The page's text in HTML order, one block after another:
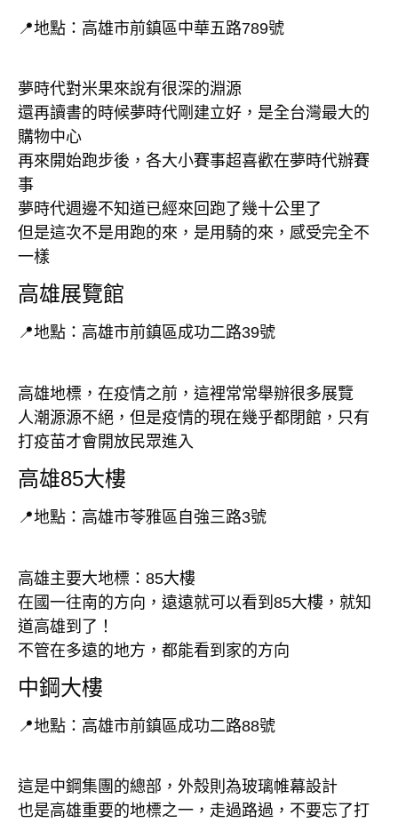
📍地點：高雄市前鎮區中華五路789號
夢時代對米果來說有很深的淵源
還再讀書的時候夢時代剛建立好，是全台灣最大的
購物中心
再來開始跑步後，各大小賽事超喜歡在夢時代辦賽
事
夢時代週邊不知道已經來回跑了幾十公里了
但是這次不是用跑的來，是用騎的來，感受完全不
一樣
高雄展覽館
📍地點：高雄市前鎮區成功二路39號
高雄地標，在疫情之前，這裡常常舉辦很多展覽
人潮源源不絕，但是疫情的現在幾乎都閉館，只有
打疫苗才會開放民眾進入
高雄85大樓
📍地點：高雄市苓雅區自強三路3號
高雄主要大地標：85大樓
在國一往南的方向，遠遠就可以看到85大樓，就知
道高雄到了！
不管在多遠的地方，都能看到家的方向
中鋼大樓
📍地點：高雄市前鎮區成功二路88號
這是中鋼集團的總部，外殼則為玻璃帷幕設計
也是高雄重要的地標之一，走過路過，不要忘了打